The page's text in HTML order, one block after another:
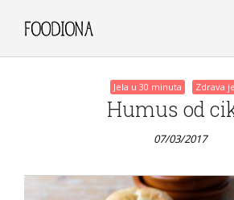
Jela u 30 minuta Zdrava
Humus od
07/03/2017